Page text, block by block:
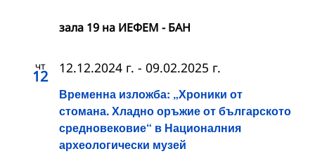
зала 19 на ИЕФЕМ - БАН
чт
12
Временна изложба: „Хроники от
стомана. Хладно оръжие от българското
средновековие“ в Националния
археологически музей
12.12.2024 г. - 09.02.2025 г.